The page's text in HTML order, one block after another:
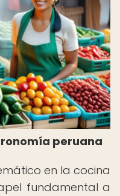
peruana
en la cocina
fundamental a